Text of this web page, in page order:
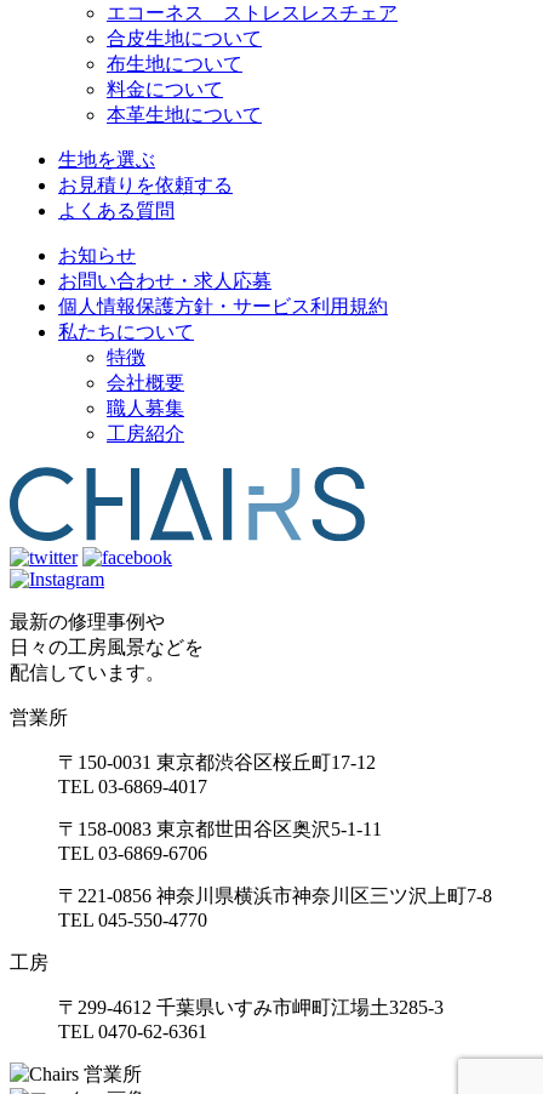
エコーネス ストレスレスチェア
合皮生地について
布生地について
料金について
本革生地について
生地を選ぶ
お見積りを依頼する
よくある質問
お知らせ
お問い合わせ・求人応募
個人情報保護方針・サービス利用規約
私たちについて
特徴
会社概要
職人募集
工房紹介
最新の修理事例や
日々の工房風景などを
配信しています。
営業所
〒150-0031 東京都渋谷区桜丘町17-12
TEL 03-6869-4017
〒158-0083 東京都世田谷区奥沢5-1-11
TEL 03-6869-6706
〒221-0856 神奈川県横浜市神奈川区三ツ沢上町7-8
TEL 045-550-4770
工房
〒299-4612 千葉県いすみ市岬町江場土3285-3
TEL 0470-62-6361